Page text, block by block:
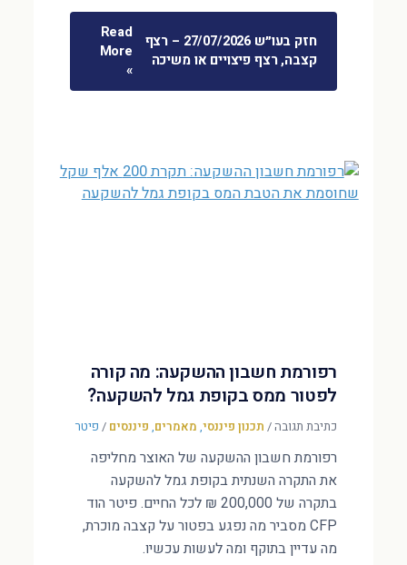
חזק בעו״ש 27/07/2026 – רצף
קצבה, רצף פיצויים או משיכה
Read
More
»
רפורמת חשבון ההשקעה: מה קורה
לפטור ממס בקופת גמל להשקעה?
כתיבת תגובה/ תכנון פיננסי, מאמרים, פיננסים / פיטר
רפורמת חשבון ההשקעה של האוצר מחליפה
את התקרה השנתית בקופת גמל להשקעה
בתקרה של 200,000 ₪ לכל החיים. פיטר הוד
CFP מסביר מה נפגע בפטור על קצבה מוכרת,
מה עדיין בתוקף ומה לעשות עכשיו.